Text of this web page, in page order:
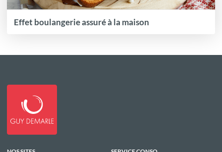
Effet boulangerie assuré à la maison